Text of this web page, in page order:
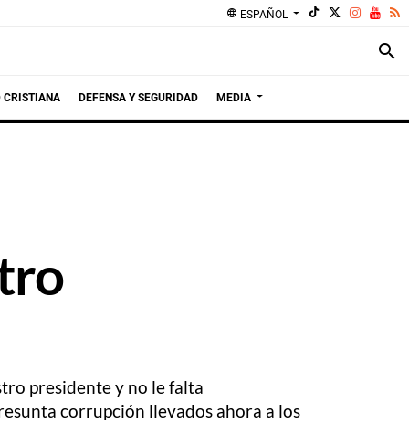
language ESPAÑOL
search
CRISTIANA DEFENSA Y SEGURIDAD MEDIA
presidente y no le falta
corrupción llevados ahora a los